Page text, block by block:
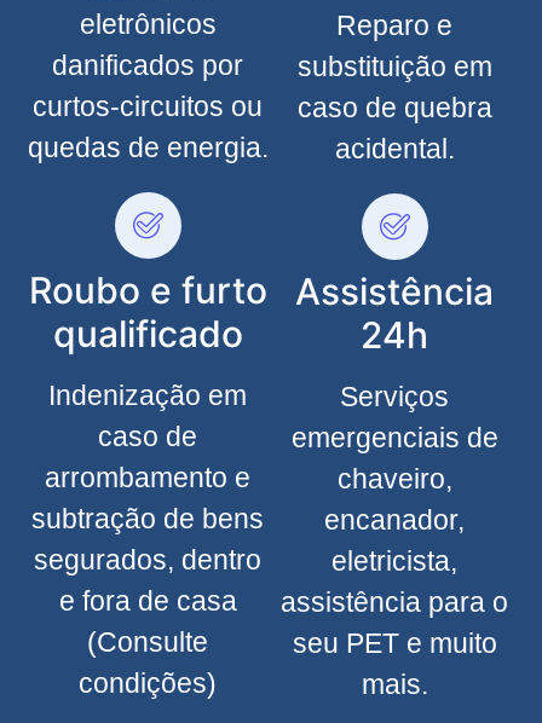
eletrônicos
danificados por
curtos-circuitos ou
quedas de energia.
Roubo e furto
qualificado
Indenização em
caso de
arrombamento e
subtração de bens
segurados, dentro
e fora de casa
(Consulte
condições)
Reparo e
substituição em
caso de quebra
acidental.
Assistência
24h
Serviços
emergenciais de
chaveiro,
encanador,
eletricista,
assistência para o
seu PET e muito
mais.